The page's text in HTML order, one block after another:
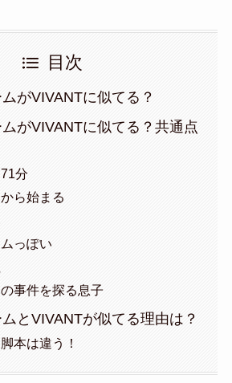
目次
がVIVANTに似てる？
がVIVANTに似てる？共通点
分
ら始まる
っぽい
事件を探る息子
とVIVANTが似てる理由は？
本は違う！